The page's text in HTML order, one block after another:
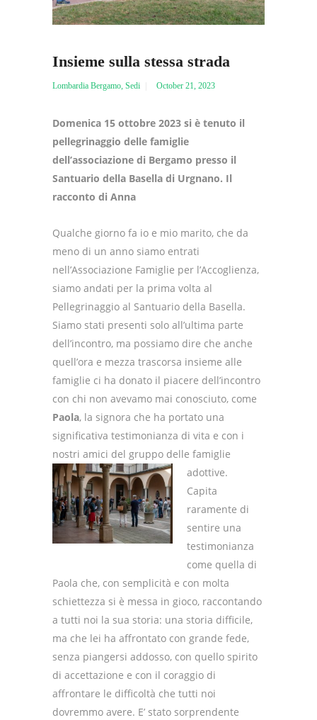
Insieme sulla stessa strada
Lombardia Bergamo Sedi October 21, 2023
Domenica 15 ottobre 2023 si è tenuto il
pellegrinaggio delle famiglie
dell’associazione di Bergamo presso il
Santuario della Basella di Urgnano. Il
racconto di Anna
Qualche giorno fa io e mio marito, che da
meno di un anno siamo entrati
nell’Associazione Famiglie per l’Accoglienza,
siamo andati per la prima volta al
Pellegrinaggio al Santuario della Basella.
Siamo stati presenti solo all’ultima parte
dell’incontro, ma possiamo dire che anche
quell’ora e mezza trascorsa insieme alle
famiglie ci ha donato il piacere dell’incontro
con chi non avevamo mai conosciuto, come
Paola, la signora che ha portato una
significativa testimonianza di vita e con i
nostri amici del gruppo delle famiglie
adottive.
Capita
raramente di
sentire una
testimonianza
come quella di
Paola che, con semplicità e con molta
schiettezza si è messa in gioco, raccontando
a tutti noi la sua storia: una storia difficile,
ma che lei ha affrontato con grande fede,
senza piangersi addosso, con quello spirito
di accettazione e con il coraggio di
affrontare le difficoltà che tutti noi
dovremmo avere. E’ stato sorprendente